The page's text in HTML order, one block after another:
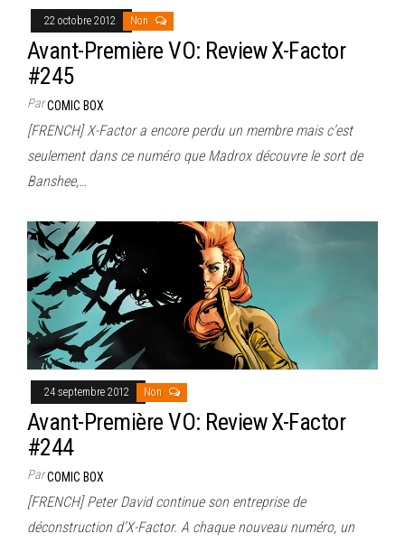
22 octobre 2012 Non
Avant-Première VO: Review X-Factor
#245
ParCOMIC BOX
[FRENCH] X-Factor a encore perdu un membre mais c’est
seulement dans ce numéro que Madrox découvre le sort de
Banshee,…
24 septembre 2012 Non
Avant-Première VO: Review X-Factor
#244
ParCOMIC BOX
[FRENCH] Peter David continue son entreprise de
déconstruction d’X-Factor. A chaque nouveau numéro, un